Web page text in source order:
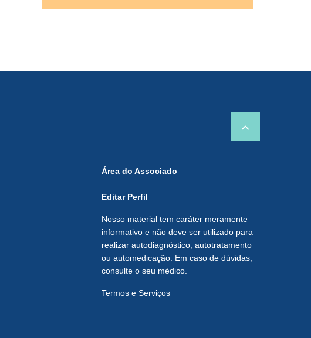
Área do Associado
Editar Perfil
Nosso material tem caráter meramente
informativo e não deve ser utilizado para
realizar autodiagnóstico, autotratamento
ou automedicação. Em caso de dúvidas,
consulte o seu médico.
Termos e Serviços